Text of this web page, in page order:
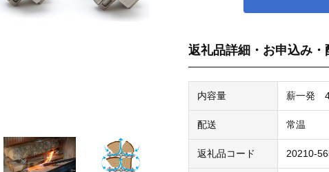
返礼品詳細・お申込み・
内容量 薪一発 4
配送 常温
返礼品コード 20210-